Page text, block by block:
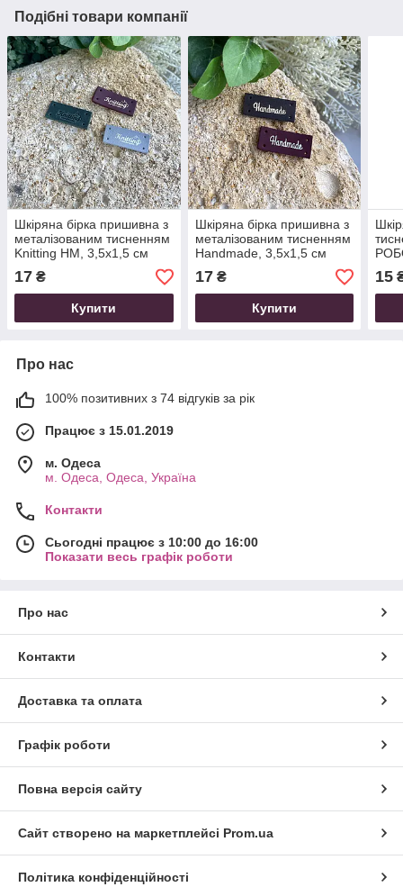
Подібні товари компанії
Шкіряна бірка пришивна з
металізованим тисненням
Knitting HM, 3,5х1,5 см
17 ₴
Купити
Шкіряна бірка пришивна з
металізованим тисненням
Handmade, 3,5х1,5 см
17₴
Купити
15
Про нас
100% позитивних з 74 відгуків за рік
Працює з 15.01.2019
м. Одеса
м. Одеса, Одеса, Україна
Контакти
Сьогодні працює з 10:00 до 16:00
Показати весь графік роботи
Про нас
Контакти
Доставка та оплата
Графік роботи
Повна версія сайту
Сайт створено на маркетплейсі Prom.ua
Політика конфіденційності